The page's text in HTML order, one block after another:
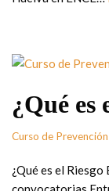
¿Qué es
Curso de
¿Qué es el